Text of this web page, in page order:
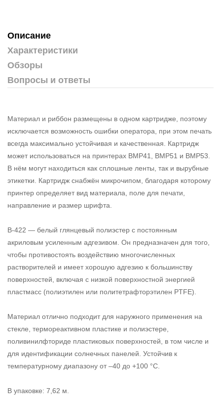
Описание
Характеристики
Обзоры
Вопросы и ответы
Материал и риббон размещены в одном картридже, поэтому
исключается возможность ошибки оператора, при этом печать
всегда максимально устойчивая и качественная. Картридж
может использоваться на принтерах BMP41, BMP51 и BMP53.
В нём могут находиться как сплошные ленты, так и вырубные
этикетки. Картридж снабжён микрочипом, благодаря которому
принтер определяет вид материала, поле для печати,
направление и размер шрифта.
В-422 — белый глянцевый полиэстер с постоянным
акриловым усиленным адгезивом. Он предназначен для того,
чтобы противостоять воздействию многочисленных
растворителей и имеет хорошую адгезию к большинству
поверхностей, включая с низкой поверхностной энергией
пластмасс (полиэтилен или политетрафторэтилен PTFE).
Материал отлично подходит для наружного применения на
стекле, термореактивном пластике и полиэстере,
поливинилфториде пластиковых поверхностей, в том числе и
для идентификации солнечных панелей. Устойчив к
температурному диапазону от –40 до +100 °С.
В упаковке: 7,62 м.